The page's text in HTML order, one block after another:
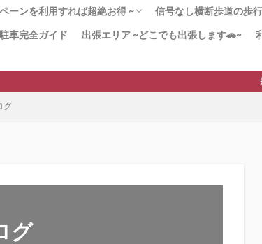
ーンを利用すれば超絶お得 ~
回パック 迷ったらこのプラン！
」コース ペーパードライバー講
ードライバー講習
回）教習所から学び直したい
安く質の高いペーパードライバ
得1年以内–
!?ペーパードライバー講習
信号なし横断歩道の歩
[動画]みんなも止まれ
より安全な歩行者優
横断歩道の安全対策
横断歩道に自転車→停
【38条2項】横断歩道
車完全ガイド 出張エリア ~どこでも出張します🚗~
怒られ
グ
グ